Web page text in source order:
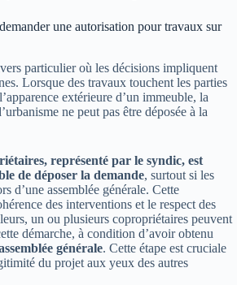
une autorisation pour travaux sur
particulier où les décisions impliquent
Lorsque des travaux touchent les parties
extérieure d’un immeuble, la
ne peut pas être déposée à la
représenté par le syndic, est
de déposer la demande, surtout si les
d’une assemblée générale. Cette
des interventions et le respect des
un ou plusieurs copropriétaires peuvent
démarche, à condition d’avoir obtenu
générale. Cette étape est cruciale
du projet aux yeux des autres